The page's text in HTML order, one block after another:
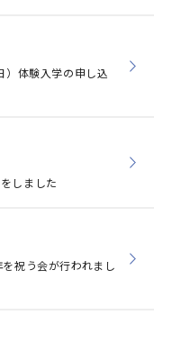
）体験入学の申し込
しました
祝う会が行われまし